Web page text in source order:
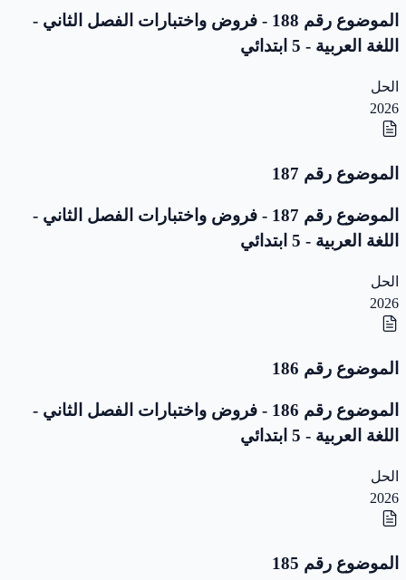
الموضوع رقم 188 - فروض واختبارات الفصل الثاني -
اللغة العربية - 5 ابتدائي
الحل
2026
الموضوع رقم 187
الموضوع رقم 187 - فروض واختبارات الفصل الثاني -
اللغة العربية - 5 ابتدائي
الحل
2026
الموضوع رقم 186
الموضوع رقم 186 - فروض واختبارات الفصل الثاني -
اللغة العربية - 5 ابتدائي
الحل
2026
الموضوع رقم 185